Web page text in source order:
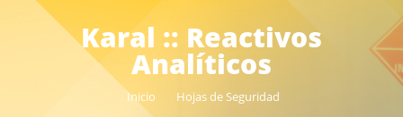
Karal :: Reactivos
Analíticos
Inicio Hojas de Seguridad